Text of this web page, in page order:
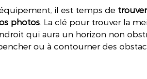
il est temps de
photos . La clé pour trouver la
qui aura un horizon non
ou à contourner des